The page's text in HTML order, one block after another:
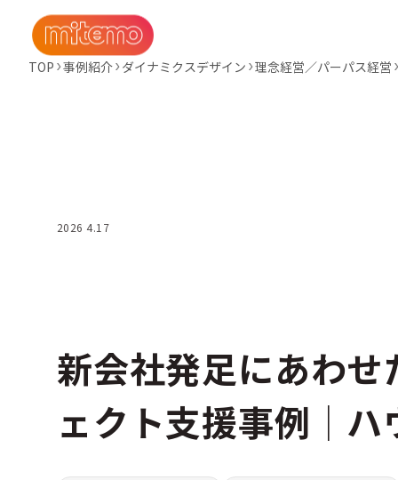
TOP 事例紹介 ダイナミクスデザイン 理念経営／パーパス経営
2026 4.17
新会社発足にあわ
ェクト支援事例│ハ